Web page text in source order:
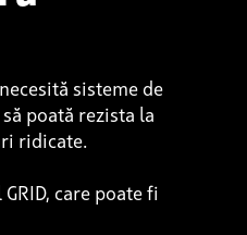
sisteme de
poată rezista la
ridicate.
care poate fi